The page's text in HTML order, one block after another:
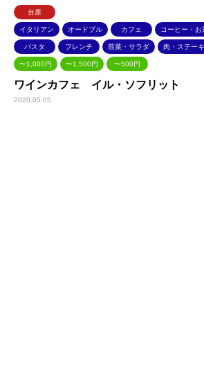
台原
イタリアン オードブル カフェ コーヒー・お
パスタ フレンチ 前菜・サラダ 肉・ステーキ
〜1,000円 〜1,500円 〜500円
ワインカフェ イル・ソフリット